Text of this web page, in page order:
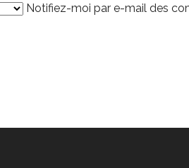
Notifiez-moi par e-mail des